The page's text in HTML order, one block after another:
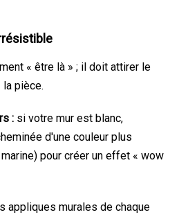
« être là » ; il doit attirer le
pièce.
: si votre mur est blanc,
d'une couleur plus
pour créer un effet « wow
appliques murales de chaque